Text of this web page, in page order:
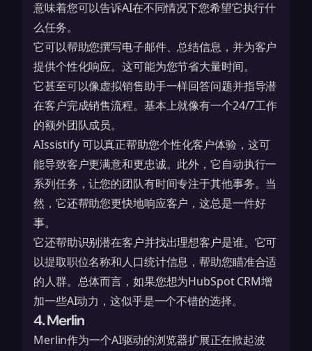
意味着您可以告诉AI在不同情况下您希望它执行什
么任务。
它可以帮助您撰写电子邮件、总结信息，并为客户
提供个性化响应。这可能为您节省大量时间。
它甚至可以像虚拟销售助手一样回答问题并指导潜
在客户完成销售流程。基本上就像有一个24/7工作
的额外团队成员。
AIssistify 可以真正帮助您个性化客户体验，这可
能导致客户更满意和更忠诚。此外，它自动执行一
系列任务，让您的团队有时间专注于其他事务。当
然，它还帮助您更快地响应客户，这总是一件好
事。
它还帮助识别潜在客户并找出理想客户是谁。它可
以提取职位名称和人口统计信息，帮助您瞄准合适
的人群。总体而言，如果您想为HubSpot CRM增
加一些AI动力，这似乎是一个不错的选择。
4. Merlin
Merlin作为一个AI驱动的浏览器扩展正在掀起波